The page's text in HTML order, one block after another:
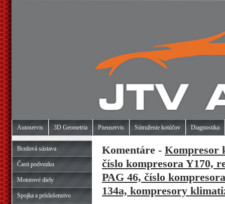
Autoservis 3D Geometria Pneuservis Sútruženie kotúčov Diagnostika
Brzdová sústava
Časti podvozku
Motorové diely
Spojka a príslušenstvo
Komentáre - Kompresor
číslo kompresora Y170,
PAG 46, číslo
134a, kompresory